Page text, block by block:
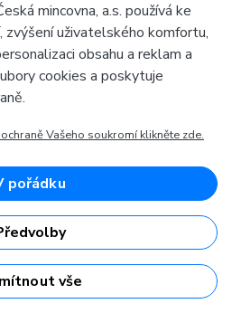
Vše o nákupu
Kontakt
Často kladené dotazy
Prodejny České mincovny
Rádce
mincovna, a.s. používá ke
zvýšení uživatelského komfortu,
obsahu a reklam a
cookies a poskytuje
Vašeho soukromí klikněte zde.
pořádku
vše